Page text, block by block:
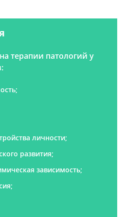
терапии патологий у
личности;
развития;
зависимость;